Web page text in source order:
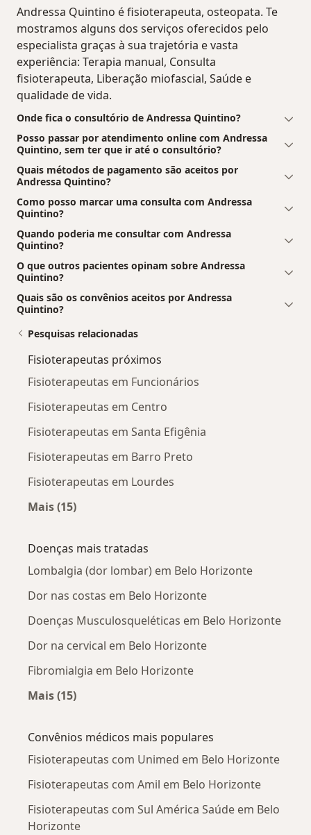
Andressa Quintino é fisioterapeuta, osteopata. Te
mostramos alguns dos serviços oferecidos pelo
especialista graças à sua trajetória e vasta
experiência: Terapia manual, Consulta
fisioterapeuta, Liberação miofascial, Saúde e
qualidade de vida.
Onde fica o consultório de Andressa Quintino?
Posso passar por atendimento online com Andressa
Quintino, sem ter que ir até o consultório?
Quais métodos de pagamento são aceitos por
Andressa Quintino?
Como posso marcar uma consulta com Andressa
Quintino?
Quando poderia me consultar com Andressa
Quintino?
O que outros pacientes opinam sobre Andressa
Quintino?
Quais são os convênios aceitos por Andressa
Quintino?
Pesquisas relacionadas
Fisioterapeutas próximos
Fisioterapeutas em Funcionários
Fisioterapeutas em Centro
Fisioterapeutas em Santa Efigênia
Fisioterapeutas em Barro Preto
Fisioterapeutas em Lourdes
Mais (15)
Doenças mais tratadas
Lombalgia (dor lombar) em Belo Horizonte
Dor nas costas em Belo Horizonte
Doenças Musculosqueléticas em Belo Horizonte
Dor na cervical em Belo Horizonte
Fibromialgia em Belo Horizonte
Mais (15)
Convênios médicos mais populares
Fisioterapeutas com Unimed em Belo Horizonte
Fisioterapeutas com Amil em Belo Horizonte
Fisioterapeutas com Sul América Saúde em Belo
Horizonte